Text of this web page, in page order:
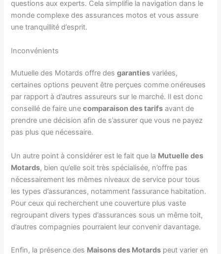
questions aux experts. Cela simplifie la navigation dans le
monde complexe des assurances motos et vous assure
une tranquillité d’esprit.
Inconvénients
Mutuelle des Motards offre desgaranties variées,
certaines options peuvent être perçues comme onéreuses
par rapport à d’autres assureurs sur le marché. Il est donc
conseillé de faire unecomparaison des tarifs avant de
prendre une décision afin de s’assurer que vous ne payez
pas plus que nécessaire.
Un autre point à considérer est le fait que la Mutuelle des
Motards, bien qu’elle soit très spécialisée, n’offre pas
nécessairement les mêmes niveaux de service pour tous
les types d’assurances, notamment l’assurance habitation.
Pour ceux qui recherchent une couverture plus vaste
regroupant divers types d’assurances sous un même toit,
d’autres compagnies pourraient leur convenir davantage.
Enfin, la présence des Maisons des Motards peut varier en